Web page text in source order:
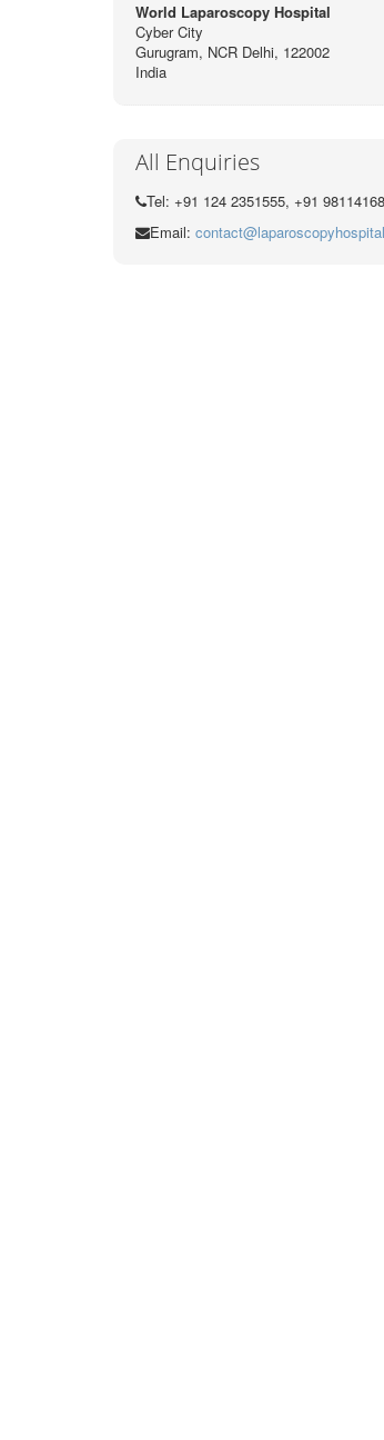
World Laparoscopy Hospital
Cyber City
Gurugram, NCR Delhi, 122002
India
All Enquiries
Tel: +91 124 2351555, +91
Email: